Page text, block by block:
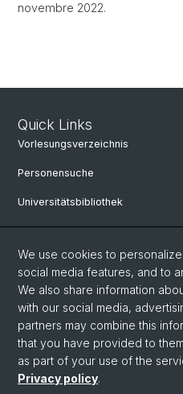
novembre 2022.
Quick Links
Vorlesungsverzeichnis
Personensuche
Universitätsbibliothek
Bibliothek Maiengasse
Philosophisch-Historische
Liens utiles
Études à la Philosophisch-
We use cookies to
social media features, and to
We also share information
with our social media,
partners may combine this
that you have provided to
as part of your use of the
Privacy policy.